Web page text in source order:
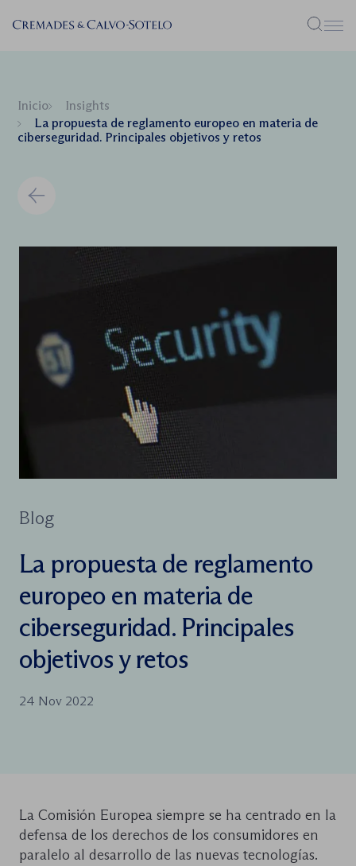
Menú
Inicio
Insights
La propuesta de reglamento europeo en materia de
ciberseguridad. Principales objetivos y retos
Blog
La propuesta de reglamento
europeo en materia de
ciberseguridad. Principales
objetivos y retos
24 Nov 2022
La Comisión Europea siempre se ha centrado en la
defensa de los derechos de los consumidores en
paralelo al desarrollo de las nuevas tecnologías.